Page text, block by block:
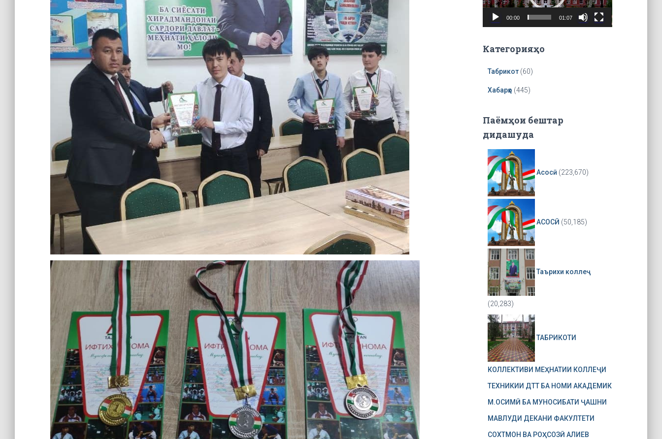
o
y
00:00 01:07
Категорияҳо
Табрикот(60)
Хабарҳо (445)
Паёмҳои бештар
дидашуда
Асосӣ (223,670)
АСОСӢ (50,185)
Таърихи коллеҷ
(20,283)
ТАБРИКОТИ
КОЛЛЕКТИВИ МЕҲНАТИИ КОЛЛЕҶИ
ТЕХНИКИИ ДТТ БА НОМИ АКАДЕМИК
М.ОСИМӢ БА МУНОСИБАТИ ҶАШНИ
МАВЛУДИ ДЕКАНИ ФАКУЛТЕТИ
СОХТМОН ВА РОҲСОЗӢ АЛИЕВ